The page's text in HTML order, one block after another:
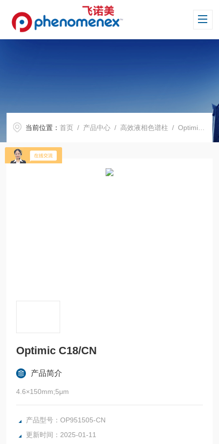
当前位置：首页 / 产品中心 / 高效液相色谱柱 /Optimix 系列色谱柱
Optimic C18/CN
产品简介
4.6×150mm;5μm
产品型号：OP951505-CN
更新时间：2025-01-11